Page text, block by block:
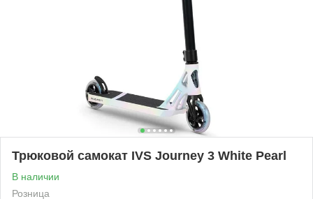
Трюковой самокат IVS Journey 3 White Pearl
В наличии
Розница